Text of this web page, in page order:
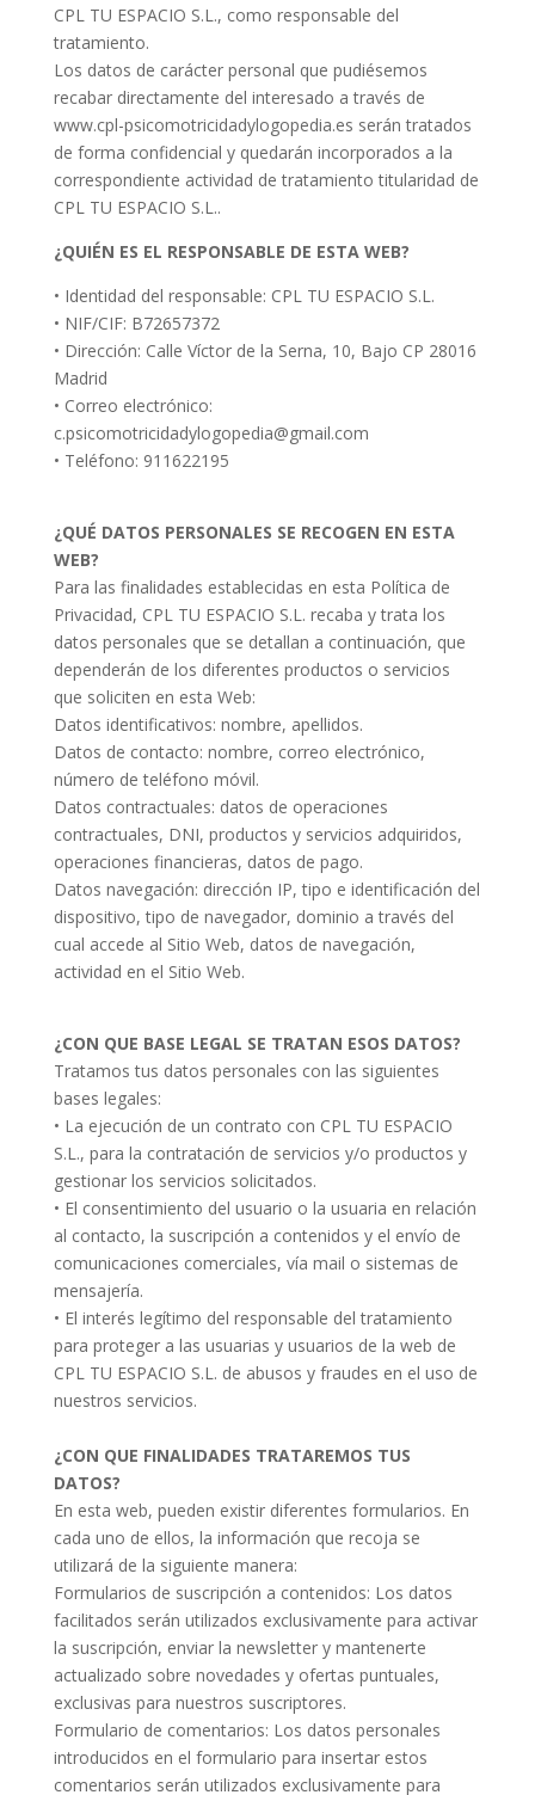
CPL TU ESPACIO S.L., como responsable del
tratamiento.
Los datos de carácter personal que pudiésemos
recabar directamente del interesado a través de
www.cpl-psicomotricidadylogopedia.es serán tratados
de forma confidencial y quedarán incorporados a la
correspondiente actividad de tratamiento titularidad de
CPL TU ESPACIO S.L..
¿QUIÉN ES EL RESPONSABLE DE ESTA WEB?
• Identidad del responsable: CPL TU ESPACIO S.L.
• NIF/CIF: B72657372
• Dirección: Calle Víctor de la Serna, 10, Bajo CP 28016
Madrid
• Correo electrónico:
c.psicomotricidadylogopedia@gmail.com
• Teléfono: 911622195
¿QUÉ DATOS PERSONALES SE RECOGEN EN ESTA
WEB?
Para las finalidades establecidas en esta Política de
Privacidad, CPL TU ESPACIO S.L. recaba y trata los
datos personales que se detallan a continuación, que
dependerán de los diferentes productos o servicios
que soliciten en esta Web:
Datos identificativos: nombre, apellidos.
Datos de contacto: nombre, correo electrónico,
número de teléfono móvil.
Datos contractuales: datos de operaciones
contractuales, DNI, productos y servicios adquiridos,
operaciones financieras, datos de pago.
Datos navegación: dirección IP, tipo e identificación del
dispositivo, tipo de navegador, dominio a través del
cual accede al Sitio Web, datos de navegación,
actividad en el Sitio Web.
¿CON QUE BASE LEGAL SE TRATAN ESOS DATOS?
Tratamos tus datos personales con las siguientes
bases legales:
• La ejecución de un contrato con CPL TU ESPACIO
S.L., para la contratación de servicios y/o productos y
gestionar los servicios solicitados.
• El consentimiento del usuario o la usuaria en relación
al contacto, la suscripción a contenidos y el envío de
comunicaciones comerciales, vía mail o sistemas de
mensajería.
• El interés legítimo del responsable del tratamiento
para proteger a las usuarias y usuarios de la web de
CPL TU ESPACIO S.L. de abusos y fraudes en el uso de
nuestros servicios.
¿CON QUE FINALIDADES TRATAREMOS TUS
DATOS?
En esta web, pueden existir diferentes formularios. En
cada uno de ellos, la información que recoja se
utilizará de la siguiente manera:
Formularios de suscripción a contenidos: Los datos
facilitados serán utilizados exclusivamente para activar
la suscripción, enviar la newsletter y mantenerte
actualizado sobre novedades y ofertas puntuales,
exclusivas para nuestros suscriptores.
Formulario de comentarios: Los datos personales
introducidos en el formulario para insertar estos
comentarios serán utilizados exclusivamente para